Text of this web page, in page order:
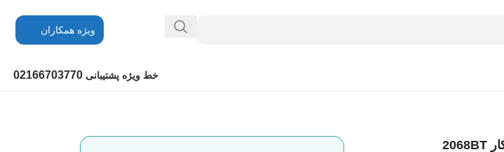
ویژه همکاران
خط ویژه پشتیبانی 02166703770